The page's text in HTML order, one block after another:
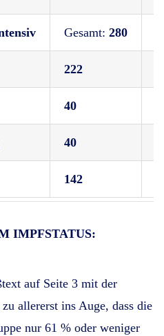
Gesamt: 280
222
40
40
142
IMPFSTATUS:
auf Seite 3 mit der
allererst ins Auge, dass die
nur 61 % oder weniger